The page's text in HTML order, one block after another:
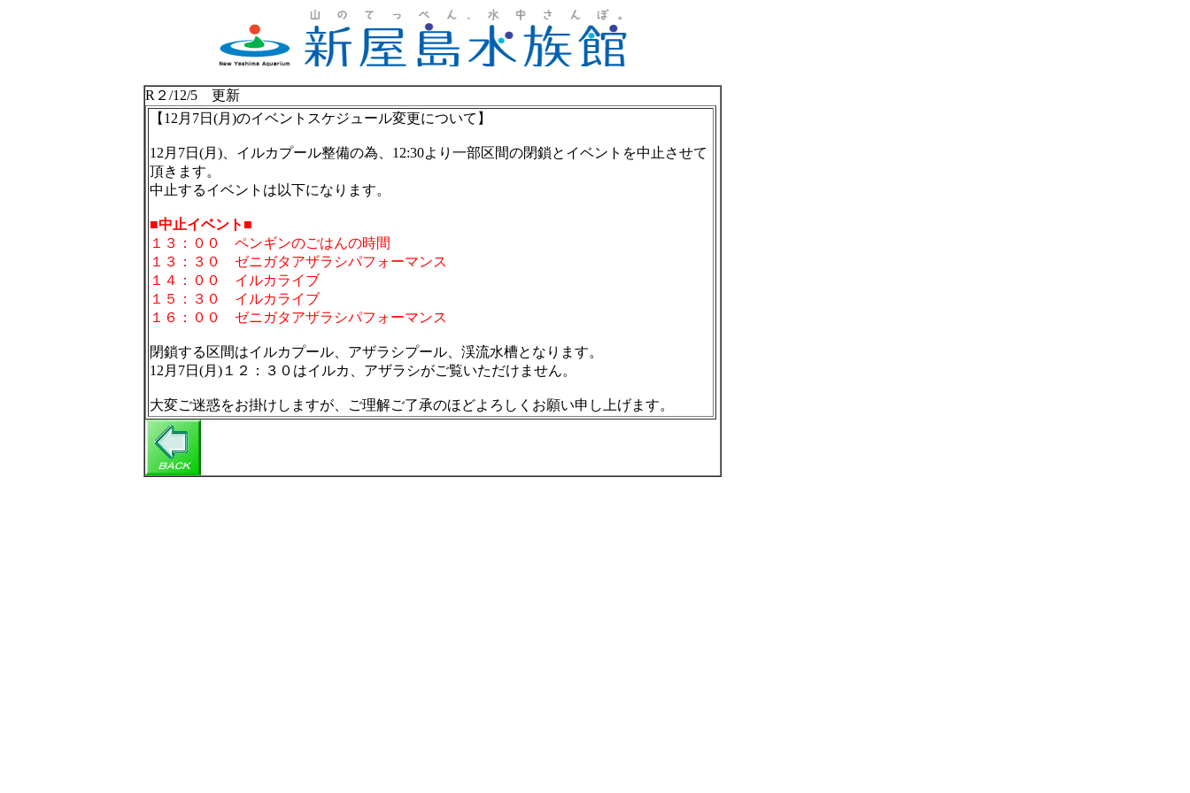
R２/12/5 更新
【12月7日(月)のイベントスケジュール変更について】
12月7日(月)、イルカプール整備の為、12:30より一部区間の閉鎖とイベントを中止させて
頂きます。
中止するイベントは以下になります。
■中止イベント■
１３：００ ペンギンのごはんの時間
１３：３０ ゼニガタアザラシパフォーマンス
１４：００ イルカライブ
１５：３０ イルカライブ
１６：００ ゼニガタアザラシパフォーマンス
閉鎖する区間はイルカプール、アザラシプール、渓流水槽となります。
12月7日(月)１２：３０はイルカ、アザラシがご覧いただけません。
大変ご迷惑をお掛けしますが、ご理解ご了承のほどよろしくお願い申し上げます。